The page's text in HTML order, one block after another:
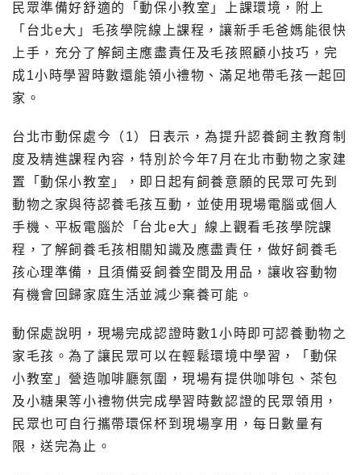
民眾準備好舒適的「動保小教室」上課環境，附上
「台北e大」毛孩學院線上課程，讓新手毛爸媽能很快
上手，充分了解飼主應盡責任及毛孩照顧小技巧，完
成1小時學習時數還能領小禮物、滿足地帶毛孩一起回
家。
台北市動保處今（1）日表示，為提升認養飼主教育制
度及精進課程內容，特別於今年7月在北市動物之家建
置「動保小教室」，即日起有飼養意願的民眾可先到
動物之家與待認養毛孩互動，並使用現場電腦或個人
手機、平板電腦於「台北e大」線上觀看毛孩學院課
程，了解飼養毛孩相關知識及應盡責任，做好飼養毛
孩心理準備，且須備妥飼養空間及用品，讓收容動物
有機會回歸家庭生活並減少棄養可能。
動保處說明，現場完成認證時數1小時即可認養動物之
家毛孩。為了讓民眾可以在輕鬆環境中學習，「動保
小教室」營造咖啡廳氛圍，現場有提供咖啡包、茶包
及小糖果等小禮物供完成學習時數認證的民眾領用，
民眾也可自行攜帶環保杯到現場享用，每日數量有
限，送完為止。